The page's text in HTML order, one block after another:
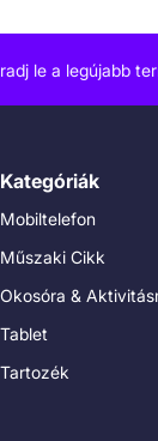
le a legújabb
Kategóriák
Mobiltelefon
Műszaki Cikk
Okosóra &
Tablet
Tartozék